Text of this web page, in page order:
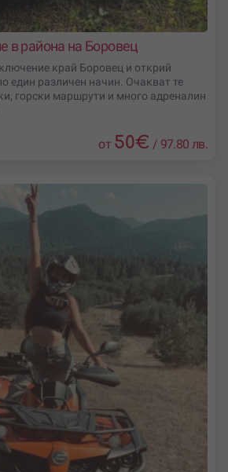
в района на Боровец
край Боровец и открий
един различен начин. Очакват те
горски маршрути и много адреналин
от 50€ / 97.80 лв.